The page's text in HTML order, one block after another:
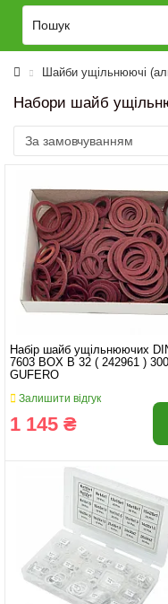
Шайби ущільнюючі
Набори шайб
Набір шайб ущільнюючих
7603 BOX B 32 ( 242961 )
GUFERO
Залишити відгук
1 145 ₴